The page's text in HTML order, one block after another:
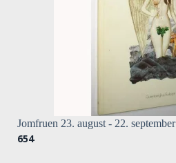
Jomfruen 23. august - 22. september
654